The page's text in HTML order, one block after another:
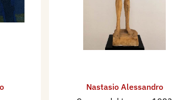
Nastasio Alessandro